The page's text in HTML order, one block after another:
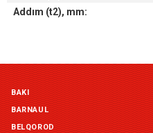
Addım (t2), mm:
Симферополь склад (г.
in stock:not in stock
Склад ГП и товаров (г.
BAKI
BARNAUL
BELQOROD